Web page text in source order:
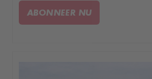
van de Verenigde Naties in New York.
ABONNEER NU